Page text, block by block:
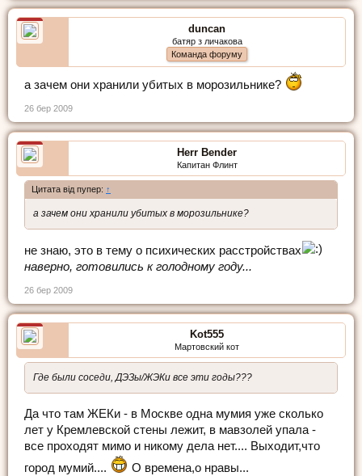
duncan
батяр з личакова
Команда форуму
а зачем они хранили убитых в морозильнике?
26 бер 2009
Herr Bender
Капитан Флинт
Цитата від пупер: ↑
а зачем они хранили убитых в морозильнике?
не знаю, это в тему о психических расстройствах
наверно, готовились к голодному году...
26 бер 2009
Kot555
Мартовский кот
Где были соседи, ДЭЗы/ЖЭКи все эти годы???
Да что там ЖЕКи - в Москве одна мумия уже сколько
лет у Кремлевской стены лежит, в мавзолей упала -
все проходят мимо и никому дела нет.... Выходит,что
город мумий....
О времена,о нравы...